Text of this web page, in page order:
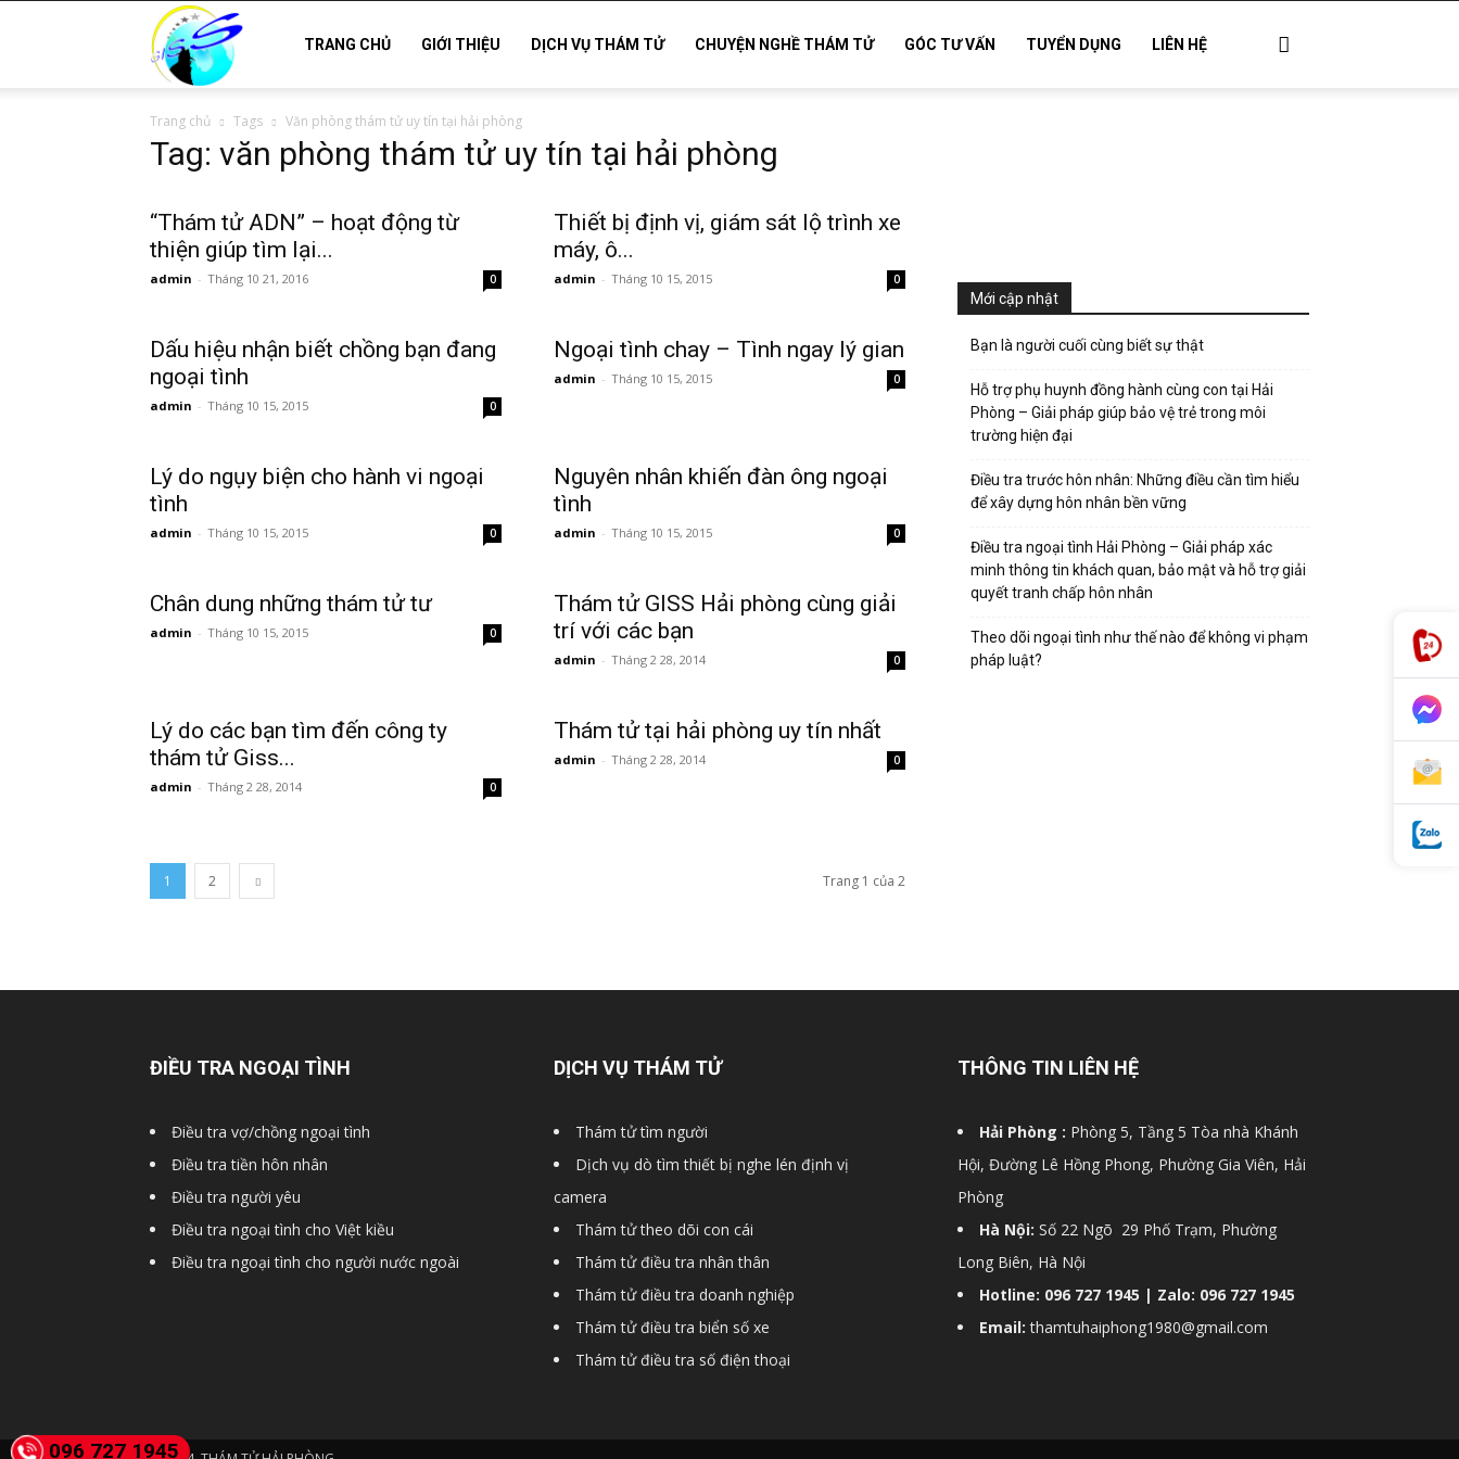
tử
Hải
Tham
tu
thám
phòng,
tham
tu
TRANG CHỦ GIỚI THIỆU DỊCH VỤ THÁM TỬ CHUYỆN NGHỀ THÁM TỬ GÓC TƯ VẤN TUYỂN DỤNG LIÊN HỆ
Trang chủ Tags Văn phòng thám tử uy tín tại hải phòng
Tag: văn phòng thám tử uy tín tại hải phòng
“Thám tử ADN” – hoạt động từ
thiện giúp tìm lại...
admin - Tháng 10 21, 2016 0
Thiết bị định vị, giám sát lộ trình xe
máy, ô...
admin - Tháng 10 15, 2015 0
Dấu hiệu nhận biết chồng bạn đang
ngoại tình
admin - Tháng 10 15, 2015 0
Ngoại tình chay – Tình ngay lý gian
admin - Tháng 10 15, 2015 0
Lý do ngụy biện cho hành vi ngoại
tình
admin - Tháng 10 15, 2015 0
Nguyên nhân khiến đàn ông ngoại
tình
admin - Tháng 10 15, 2015 0
Chân dung những thám tử tư
admin - Tháng 10 15, 2015 0
Thám tử GISS Hải phòng cùng giải
trí với các bạn
admin - Tháng 2 28, 2014 0
Lý do các bạn tìm đến công ty
thám tử Giss...
admin - Tháng 2 28, 2014 0
Thám tử tại hải phòng uy tín nhất
admin - Tháng 2 28, 2014 0
1 2 Trang 1 của 2
Mới cập nhật
Bạn là người cuối cùng biết sự thật
Hỗ trợ phụ huynh đồng hành cùng con tại Hải
Phòng – Giải pháp giúp bảo vệ trẻ trong môi
trường hiện đại
Điều tra trước hôn nhân: Những điều cần tìm hiểu
để xây dựng hôn nhân bền vững
Điều tra ngoại tình Hải Phòng – Giải pháp xác
minh thông tin khách quan, bảo mật và hỗ trợ giải
quyết tranh chấp hôn nhân
Theo dõi ngoại tình như thế nào để không vi phạm
pháp luật?
ĐIỀU TRA NGOẠI TÌNH
Điều tra vợ/chồng ngoại tình
Điều tra tiền hôn nhân
Điều tra người yêu
Điều tra ngoại tình cho Việt kiều
Điều tra ngoại tình cho người nước ngoài
DỊCH VỤ THÁM TỬ
Thám tử tìm người
Dịch vụ dò tìm thiết bị nghe lén định vị
camera
Thám tử theo dõi con cái
Thám tử điều tra nhân thân
Thám tử điều tra doanh nghiệp
Thám tử điều tra biển số xe
Thám tử điều tra số điện thoại
THÔNG TIN LIÊN HỆ
Hải Phòng : Phòng 5, Tầng 5 Tòa nhà Khánh
Hội, Đường Lê Hồng Phong, Phường Gia Viên, Hải
Phòng
Hà Nội: Số 22 Ngõ 29 Phố Trạm, Phường
Long Biên, Hà Nội
Hotline: 096 727 1945 | Zalo: 096 727 1945
Email: thamtuhaiphong1980@gmail.com
096 727 1945